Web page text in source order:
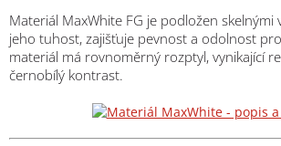
Materiál MaxWhite FG je podložen skelnými
jeho tuhost, zajišťuje pevnost a odolnost
materiál má rovnoměrný rozptyl, vynikající
černobílý kontrast.